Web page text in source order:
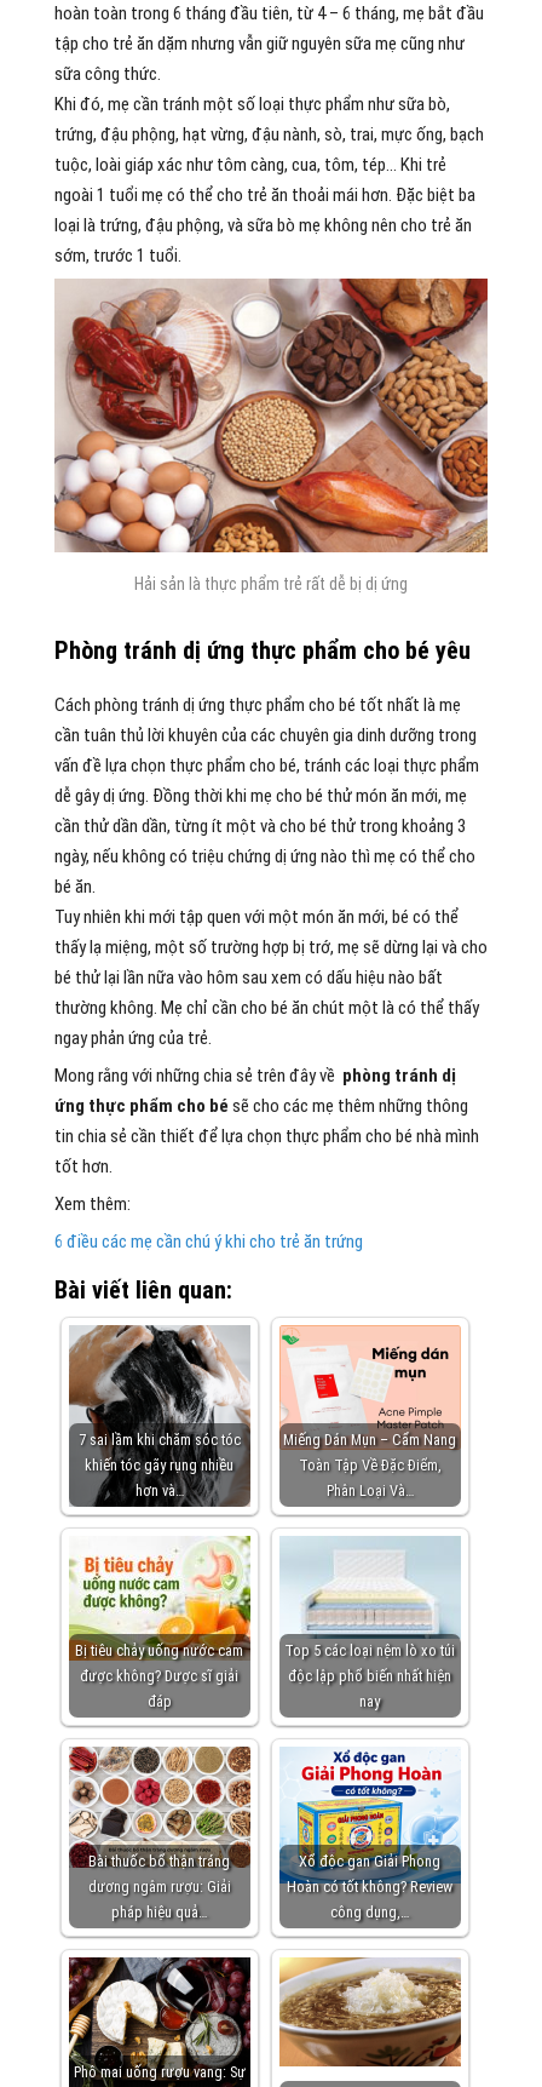
hoàn toàn trong 6 tháng đầu tiên, từ 4 – 6 tháng, mẹ bắt đầu
tập cho trẻ ăn dặm nhưng vẫn giữ nguyên sữa mẹ cũng như
sữa công thức.
Khi đó, mẹ cần tránh một số loại thực phẩm như sữa bò,
trứng, đậu phộng, hạt vừng, đậu nành, sò, trai, mực ống, bạch
tuộc, loài giáp xác như tôm càng, cua, tôm, tép… Khi trẻ
ngoài 1 tuổi mẹ có thể cho trẻ ăn thoải mái hơn. Đặc biệt ba
loại là trứng, đậu phộng, và sữa bò mẹ không nên cho trẻ ăn
sớm, trước 1 tuổi.
Hải sản là thực phẩm trẻ rất dễ bị dị ứng
Phòng tránh dị ứng thực phẩm cho bé yêu
Cách phòng tránh dị ứng thực phẩm cho bé tốt nhất là mẹ
cần tuân thủ lời khuyên của các chuyên gia dinh dưỡng trong
vấn đề lựa chọn thực phẩm cho bé, tránh các loại thực phẩm
dễ gây dị ứng. Đồng thời khi mẹ cho bé thử món ăn mới, mẹ
cần thử dần dần, từng ít một và cho bé thử trong khoảng 3
ngày, nếu không có triệu chứng dị ứng nào thì mẹ có thể cho
bé ăn.
Tuy nhiên khi mới tập quen với một món ăn mới, bé có thể
thấy lạ miệng, một số trường hợp bị trớ, mẹ sẽ dừng lại và cho
bé thử lại lần nữa vào hôm sau xem có dấu hiệu nào bất
thường không. Mẹ chỉ cần cho bé ăn chút một là có thể thấy
ngay phản ứng của trẻ.
Mong rằng với những chia sẻ trên đây về phòng tránh dị
ứng thực phẩm cho bé sẽ cho các mẹ thêm những thông
tin chia sẻ cần thiết để lựa chọn thực phẩm cho bé nhà mình
tốt hơn.
Xem thêm:
6 điều các mẹ cần chú ý khi cho trẻ ăn trứng
Bài viết liên quan:
7 sai lầm khi chăm sóc tóc
khiến tóc gãy rụng nhiều
hơn và…
Miếng Dán Mụn – Cẩm Nang
Toàn Tập Về Đặc Điểm,
Phân Loại Và…
Bị tiêu chảy uống nước cam
được không? Dược sĩ giải
đáp
Top 5 các loại nệm lò xo túi
độc lập phổ biến nhất hiện
nay
Bài thuốc bổ thận tráng
dương ngâm rượu: Giải
pháp hiệu quả…
Xổ độc gan Giải Phong
Hoàn có tốt không? Review
công dụng,…
Phô mai uống rượu vang: Sự